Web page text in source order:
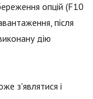
опцій (F10
після
дію
з'являтися і